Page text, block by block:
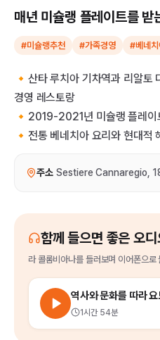
매년 미슐랭 플레이트를 받
#미슐랭추천 #가족경영 #베네치
🔸산타 루치아 기차역과 리알토
경영 레스토랑
🔸2019-2021년 미슐랭 플레이
🔸전통 베네치아 요리와 현대적
주소 Sestiere Cannaregio,
함께 들으면 좋은 오
라 콜롬비아나를들러보며 이어폰으로
1시간 54분